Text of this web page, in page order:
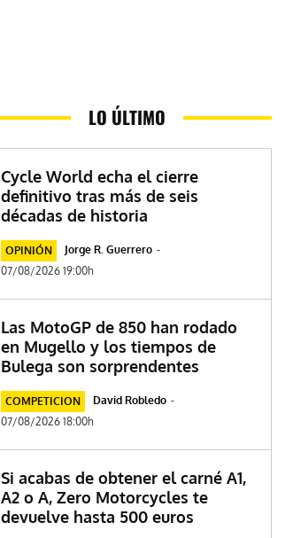
LO ÚLTIMO
Cycle World echa el cierre
definitivo tras más de seis
décadas de historia
OPINIÓN Jorge R. Guerrero -
07/08/2026 19:00h
Las MotoGP de 850 han rodado
en Mugello y los tiempos de
Bulega son sorprendentes
COMPETICION David Robledo -
07/08/2026 18:00h
Si acabas de obtener el carné A1,
A2 o A, Zero Motorcycles te
devuelve hasta 500 euros